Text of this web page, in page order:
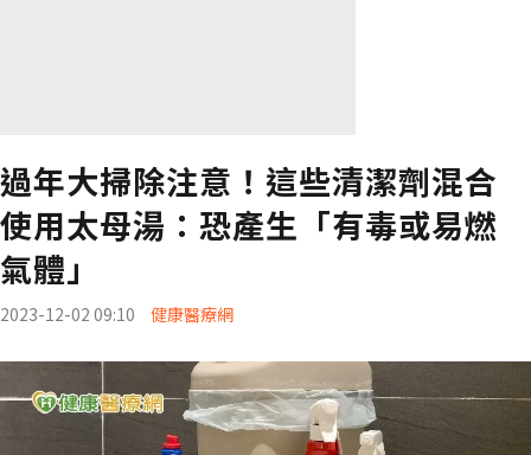
過年大掃除注意！這些清潔劑混合
使用太母湯：恐產生「有毒或易燃
氣體」
2023-12-02 09:10 健康醫療網